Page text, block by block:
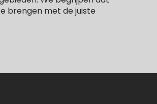
brengen met de juiste